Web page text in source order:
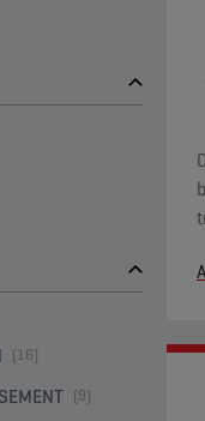
(16)
(9)